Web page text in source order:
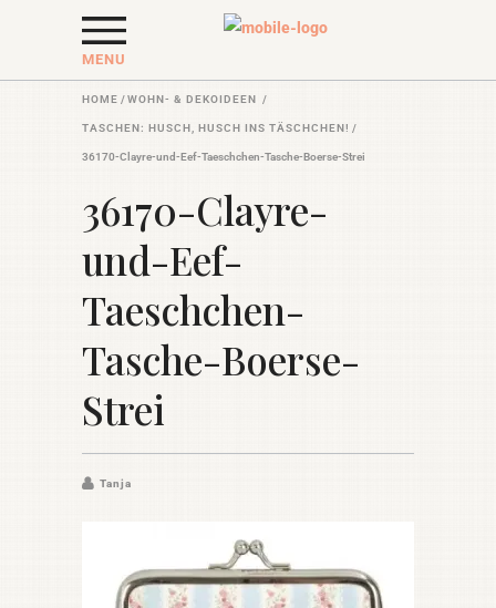
MENU
HOME /WOHN- & DEKOIDEEN /
TASCHEN: HUSCH, HUSCH INS TÄSCHCHEN! /
36170-Clayre-und-Eef-Taeschchen-Tasche-Boerse-Strei
36170-Clayre-
und-Eef-
Taeschchen-
Tasche-Boerse-
Strei
Tanja